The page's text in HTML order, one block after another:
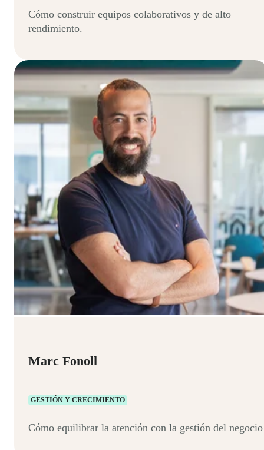
Cómo construir equipos colaborativos y de alto
rendimiento.
Marc Fonoll
GESTIÓN Y CRECIMIENTO
Cómo equilibrar la atención con la gestión del negocio